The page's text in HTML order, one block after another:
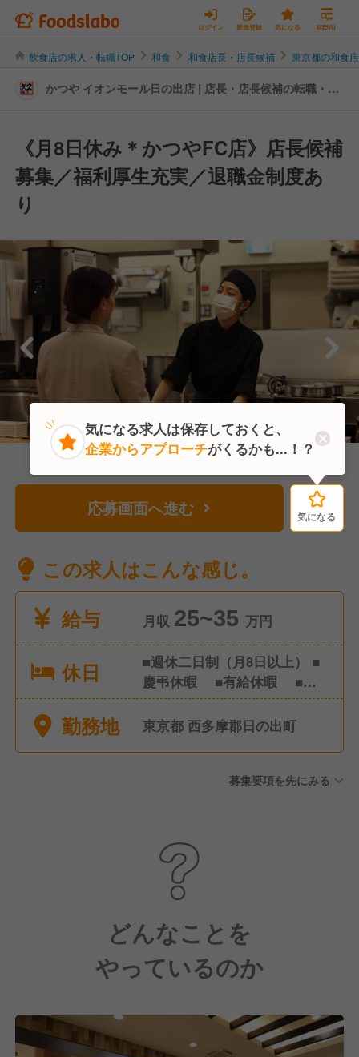
ログイン 新規登録 気になる MENU
飲食店の求人・転職TOP 和食 和食店長・店長候補 東京都の和食
かつや イオンモール日の出店 | 店長・店長候補の転職・求
《月8日休み＊かつやFC店》店長候補
募集／福利厚生充実／退職金制度あ
り
応募画面へ進む 気になる
この求人はこんな感じ。
給与
月収 25~35 万円
休日
■週休二日制（月8日以上） ■
慶弔休暇 ■有給休暇 ■産
前・産後休暇 ■育児休暇 ※年
間休日102日
勤務地 東京都 西多摩郡日の出町
募集要項を先にみる
どんなことを
やっているのか
気になる
気になる求人は保存しておくと、
企業からアプローチがくるかも...！？